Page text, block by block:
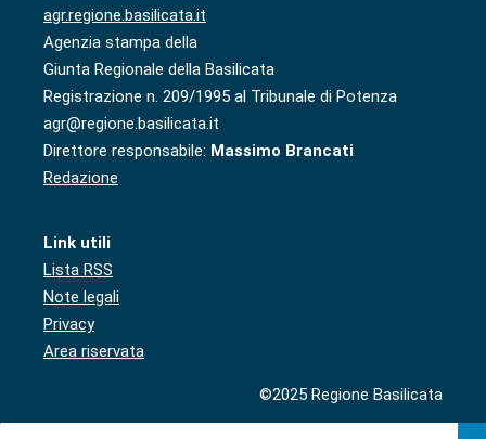
agr.regione.basilicata.it
Agenzia stampa della
Giunta Regionale della Basilicata
Registrazione n. 209/1995 al Tribunale di Potenza
agr@regione.basilicata.it
Direttore responsabile: Massimo Brancati
Redazione
Link utili
Lista RSS
Note legali
Privacy
Area riservata
©2025 Regione Basilicata